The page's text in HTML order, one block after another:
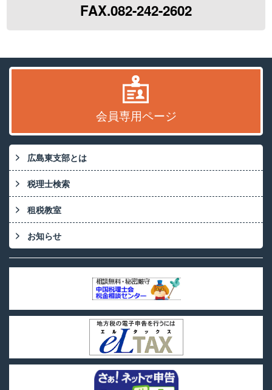
FAX.082-242-2602
会員専用ページ
広島東支部とは
税理士検索
租税教室
お知らせ